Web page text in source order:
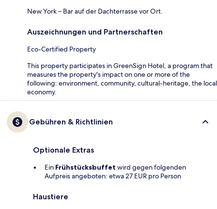
New York – Bar auf der Dachterrasse vor Ort.
Auszeichnungen und Partnerschaften
Eco-Certified Property
This property participates in GreenSign Hotel, a program that
measures the property's impact on one or more of the
following: environment, community, cultural-heritage, the local
economy.
Gebühren & Richtlinien
Optionale Extras
Ein Frühstücksbuffet wird gegen folgenden
Aufpreis angeboten: etwa 27 EUR pro Person
Haustiere